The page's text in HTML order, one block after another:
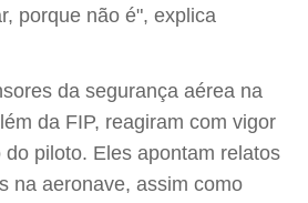
porque não é", explica
da segurança aérea na
da FIP, reagiram com vigor
piloto. Eles apontam relatos
na aeronave, assim como